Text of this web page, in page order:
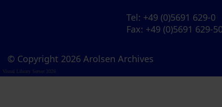
Tel: +49 (0)5691 629-0
Fax: +49 (0)5691 629-
© Copyright 2026 Arolsen Archives
Visual Library Server 2026